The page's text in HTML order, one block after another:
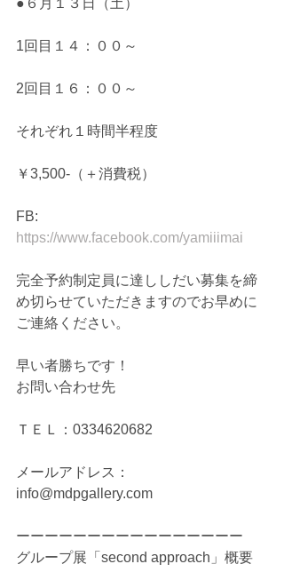
●６月１３日（土）
1回目１４：００～
2回目１６：００～
それぞれ１時間半程度
￥3,500-（＋消費税）
FB:
https://www.facebook.com/yamiiimai
完全予約制定員に達ししだい募集を締
め切らせていただきますのでお早めに
ご連絡ください。
早い者勝ちです！
お問い合わせ先
ＴＥＬ：0334620682
メールアドレス：
info@mdpgallery.com
ーーーーーーーーーーーーーーーー
グループ展「second approach」概要